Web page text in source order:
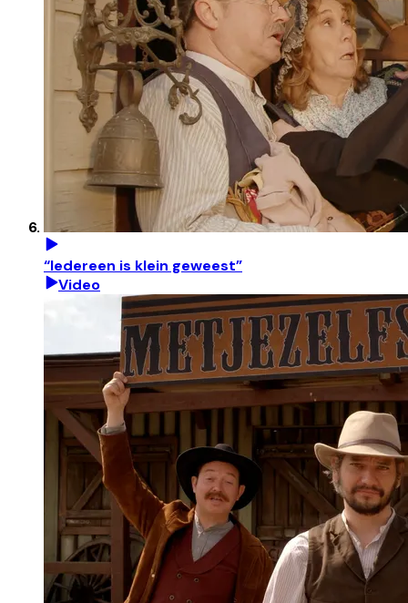
“Iedereen is klein geweest”
Video